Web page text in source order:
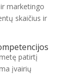
marketingo
skaičius ir
patirtį
įvairių